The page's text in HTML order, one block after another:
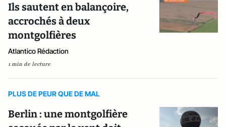
Ils sautent en balançoire,
accrochés à deux
montgolfières
Atlantico Rédaction
1 min de lecture
PLUS DE PEUR QUE DE MAL
Berlin : une montgolfière